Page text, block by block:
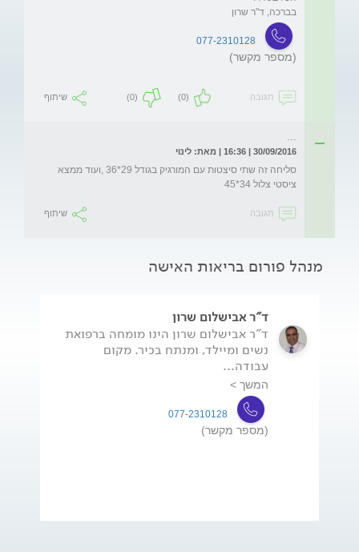
בברכה, ד"ר שרון
077-2310128
(מספר מקשר)
תגובה (0)
(0) שיתוף
30/09/2016 | 16:36 | מאת: לינוי
סליחה זה שתי סיצטות עם המורגיק בגודל 29*36 ,ועוד ממצא
ציסטי צלול 34*45
תגובה שיתוף
מנהל פורום בריאות האישה
ד"ר אבישלום שרון
ד"ר אבישלום שרון הינו מומחה ברפואת
נשים ומיילד, ומנתח בכיר. מקום
עבודה...
המשך >
077-2310128
(מספר מקשר)